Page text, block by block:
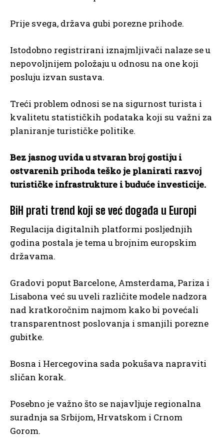
Prije svega, država gubi porezne prihode.
Istodobno registrirani iznajmljivači nalaze se u
nepovoljnijem položaju u odnosu na one koji
posluju izvan sustava.
Treći problem odnosi se na sigurnost turista i
kvalitetu statističkih podataka koji su važni za
planiranje turističke politike.
Bez jasnog uvida u stvaran broj gostiju i
ostvarenih prihoda teško je planirati razvoj
turističke infrastrukture i buduće investicije.
BiH prati trend koji se već događa u Europi
Regulacija digitalnih platformi posljednjih
godina postala je tema u brojnim europskim
državama.
Gradovi poput Barcelone, Amsterdama, Pariza i
Lisabona već su uveli različite modele nadzora
nad kratkoročnim najmom kako bi povećali
transparentnost poslovanja i smanjili porezne
gubitke.
Bosna i Hercegovina sada pokušava napraviti
sličan korak.
Posebno je važno što se najavljuje regionalna
suradnja sa Srbijom, Hrvatskom i Crnom
Gorom.